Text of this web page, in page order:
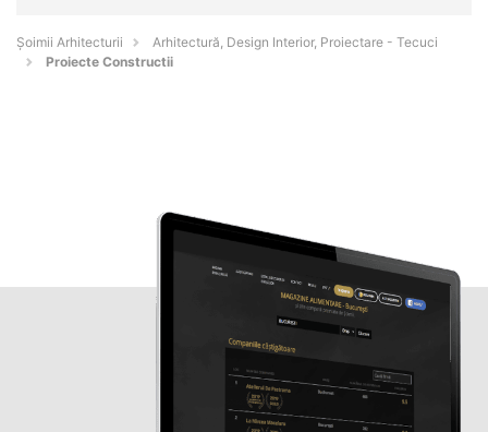
Șoimii Arhitecturii
Arhitectură, Design Interior, Proiectare - Tecuci
Proiecte Constructii